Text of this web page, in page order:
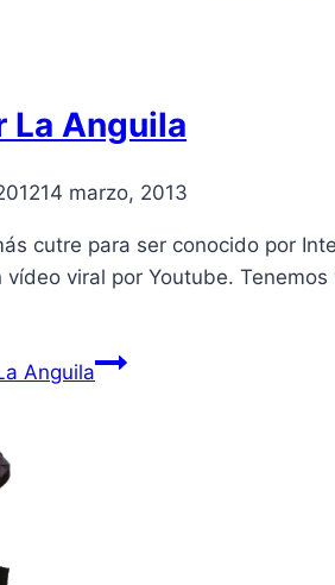
La Anguila
14 marzo, 2013
cutre para ser conocido por
viral por Youtube.
Anguila